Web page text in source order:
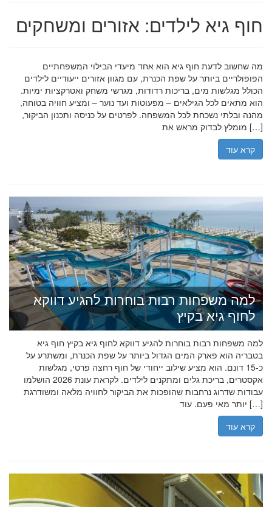
חוף גיא לילדים: אזורים ומשחקים
מה שחשוב לדעת חוף גיא הוא אחד מיעדי הבילוי המשפחתיים
הפופולריים ביותר על שפת הכנרת, עם מגוון אזורים ייעודיים לילדים
הכולל מגלשות מים, בריכות רדודות, מגרשי משחק ואטרקציות ימיות.
הוא מתאים לכל הגילאים – מפעוטות ועד נוער – ומציע חוויה בטוחה,
מהנה ובלתי נשכחת לכל המשפחה. לפרטים על כניסה ותכנון הביקור,
מומלץ לבדוק מראש את […]
קרא עוד
למה משפחות רבות בוחרות להגיע דווקא
לחוף גיא בקיץ
למה משפחות רבות בוחרות להגיע דווקא לחוף גיא בקיץ חוף גיא
בטבריה הוא פארק המים הגדול ביותר על שפת הכנרת, ומשתרע על
כ-15 דונם. הוא מציע שילוב ייחודי של חוף רחצה פרטי, מגלשות
אקסטרים, בריכת גלים ומתקנים לילדים. לקראת עונת 2026 הושלמו
עבודות שדרוג נרחבות שהופכות את הביקור לחוויה מלאה ומשודרגת
יותר מאי פעם. עוד […]
קרא עוד